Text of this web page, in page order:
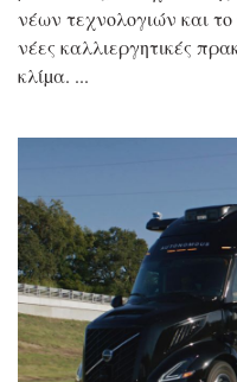
νέων τεχνολογιών και
νέες καλλιεργητικές
κλίµα.